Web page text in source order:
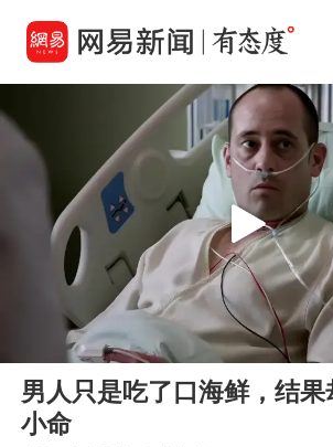
Play
男人只是吃了口海鲜，结果
小命